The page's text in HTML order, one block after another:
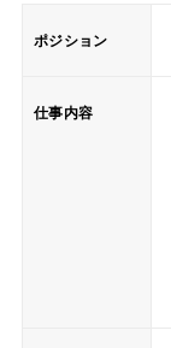
ポジション
仕事内容